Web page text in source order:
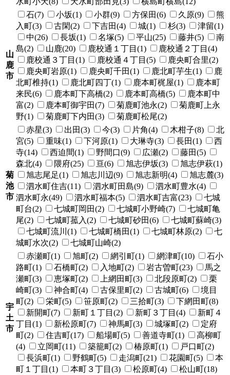
山
鹿
市
石(7) 小坂(1) 小群(9) 方保田(6) 久原(9)
熊
入町(3)
古閑(2) 下吉田(4) 城(1) 杉(3)
津留(1)
中(26)
長坂(1) 名塚(5) 平山(25) 藤井(5)
南
島(2)
山鹿(20) 鹿校通１丁目(1)
鹿校通２丁目(4)
鹿校通３丁目(1)
鹿校通４丁目(5)
鹿央町合里(2)
鹿央町岩原(1)
鹿央町千田(1) 鹿北町芋生(1)
鹿
北町椎持(1)
鹿北町四丁(1) 鹿本町梶屋(1)
鹿本町
来民(6)
鹿本町下高橋(2) 鹿本町高橋(5)
鹿本町中
富(2)
鹿本町御宇田(7) 菊鹿町池永(2)
菊鹿町上永
野(1)
菊鹿町下内田(3) 菊鹿町松尾(2)
菊
池
市
赤星(3) 出田(3) 今(3) 片角(4) 木柑子(8)
北
宮(5)
重味(1) 下河原(1) 大琳寺(3) 長田(1)
西
寺(14)
西迫間(1) 野間口(9) 広瀬(2)
藤田(5)
森北(4)
隈府(25) 亘(6) 旭志伊坂(3)
旭志伊萩(1)
旭志尾足(1)
旭志川辺(9) 旭志新明(4)
旭志麓(3)
泗水町住吉(11)
泗水町田島(9)
泗水町豊水(4)
泗水町永(49)
泗水町福本(5) 泗水町吉富(23)
七城
町台(2)
七城町岡田(2) 七城町小野崎(7)
七城町亀
尾(2)
七城町菰入(2) 七城町砂田(6)
七城町蘇崎(3)
七城町流川(1)
七城町橋田(1) 七城町林原(2)
七
城町水次(2)
七城町山崎(2)
宇
土
市
赤瀬町(1) 旭町(2) 網引町(1) 網津町(10)
石小
路町(1)
石橋町(2) 入地町(2) 岩古曽町(23)
馬之
瀬町(3)
恵塚町(2) 上網田町(3) 北段原町(2)
栗
崎町(3)
神合町(4) 古保里町(2) 古城町(6)
境目
町(2)
栄町(5) 笹原町(2) 三拾町(3)
下網田町(8)
新開町(7)
新町１丁目(2) 新町３丁目(4)
新町４
丁目(1)
新松原町(7) 神馬町(3) 城塚町(2)
定府
町(2)
住吉町(17) 船場町(5) 善道寺町(1)
高柳町
(4)
立岡町(11) 築籠町(2) 椿原町(1)
戸口町(2)
長浜町(1)
野鶴町(5) 走潟町(21) 花園町(5)
本
町１丁目(1)
本町３丁目(3) 松原町(4)
松山町(18)